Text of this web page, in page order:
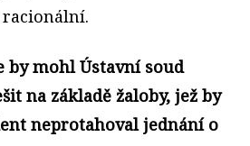
by mohl Ústavní soud
na základě žaloby, jež by
neprotahoval jednání o